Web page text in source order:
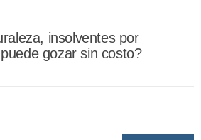
insolventes por
gozar sin costo?